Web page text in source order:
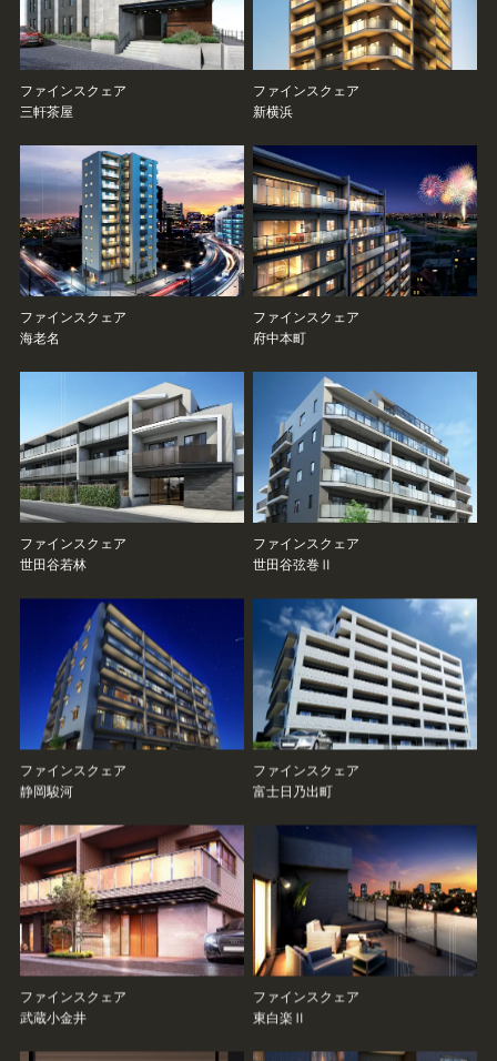
ファインスクェア
三軒茶屋
ファインスクェア
新横浜
ファインスクェア
海老名
ファインスクェア
府中本町
ファインスクェア
世田谷若林
ファインスクェア
世田谷弦巻Ⅱ
ファインスクェア
静岡駿河
ファインスクェア
富士日乃出町
ファインスクェア
武蔵小金井
ファインスクェア
東白楽Ⅱ